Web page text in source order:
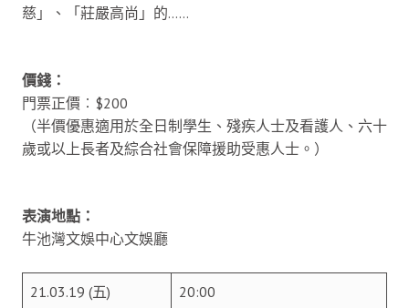
慈」、「莊嚴高尚」的……
價錢：
門票正價︰$200
（半價優惠適用於全日制學生、殘疾人士及看護人、六十
歲或以上長者及綜合社會保障援助受惠人士。）
表演地點：
牛池灣文娛中心文娛廳
21.03.19 (五) 20:00